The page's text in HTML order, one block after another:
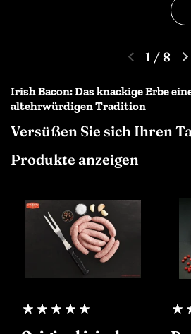
1 /8
Irish Bacon: Das knackige Erbe
altehrwürdigen Tradition
Versüßen Sie sich Ihren
Produkte anzeigen